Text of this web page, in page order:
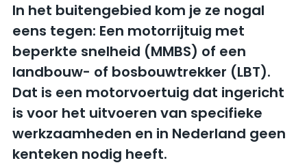
In het buitengebied kom je ze nogal
eens tegen: Een motorrijtuig met
beperkte snelheid (MMBS) of een
landbouw- of bosbouwtrekker (LBT).
Dat is een motorvoertuig dat ingericht
is voor het uitvoeren van specifieke
werkzaamheden en in Nederland geen
kenteken nodig heeft.